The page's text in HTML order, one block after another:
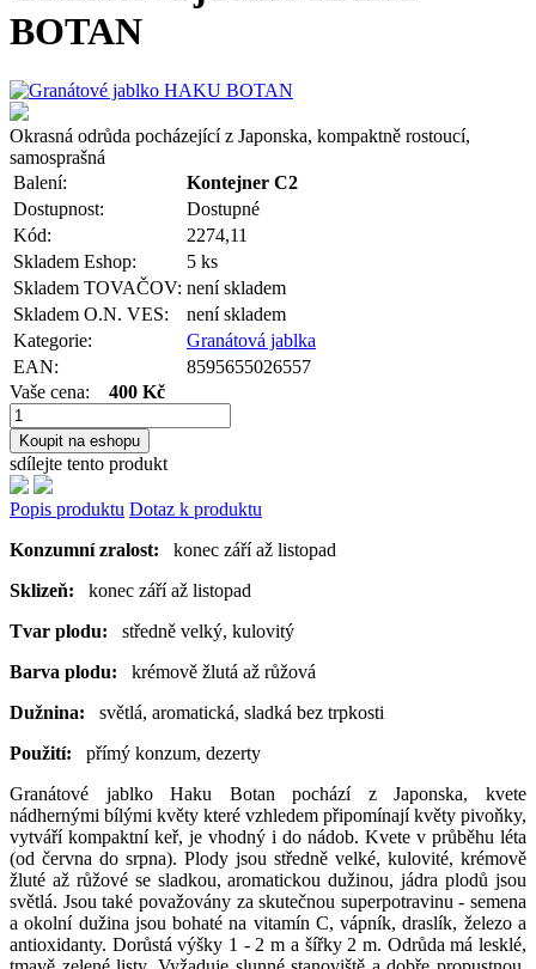
BOTAN
Okrasná odrůda pocházející z Japonska, kompaktně rostoucí,
samosprašná
Balení:
Kontejner C2
Dostupnost:
Dostupné
Kód:
2274,11
Skladem Eshop:
5 ks
Skladem TOVAČOV: není skladem
Skladem O.N. VES:
není skladem
Kategorie:
Granátová jablka
EAN:
8595655026557
Vaše cena: 400 Kč
Koupit na eshopu
sdílejte tento produkt
Popis produktu Dotaz k produktu
Konzumní zralost: konec září až listopad
Sklizeň: konec září až listopad
Tvar plodu: středně velký, kulovitý
Barva plodu: krémově žlutá až růžová
Dužnina: světlá, aromatická, sladká bez trpkosti
Použití: přímý konzum, dezerty
Granátové jablko Haku Botan pochází z Japonska, kvete
nádhernými bílými květy které vzhledem připomínají květy pivoňky,
vytváří kompaktní keř, je vhodný i do nádob. Kvete v průběhu léta
(od června do srpna). Plody jsou středně velké, kulovité, krémově
žluté až růžové se sladkou, aromatickou dužinou, jádra plodů jsou
světlá. Jsou také považovány za skutečnou superpotravinu - semena
a okolní dužina jsou bohaté na vitamín C, vápník, draslík, železo a
antioxidanty. Dorůstá výšky 1 - 2 m a šířky 2 m. Odrůda má lesklé,